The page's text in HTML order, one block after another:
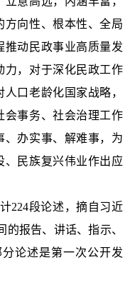
方向性、根本性、全局
推动民政事业高质量发
力，对于深化民政工作
口老龄化国家战略，
会事务、社会治理工作
、办实事、解难事，为
、民族复兴伟业作出应
段论述，摘自习近
的报告、讲话、指示、
论述是第一次公开发